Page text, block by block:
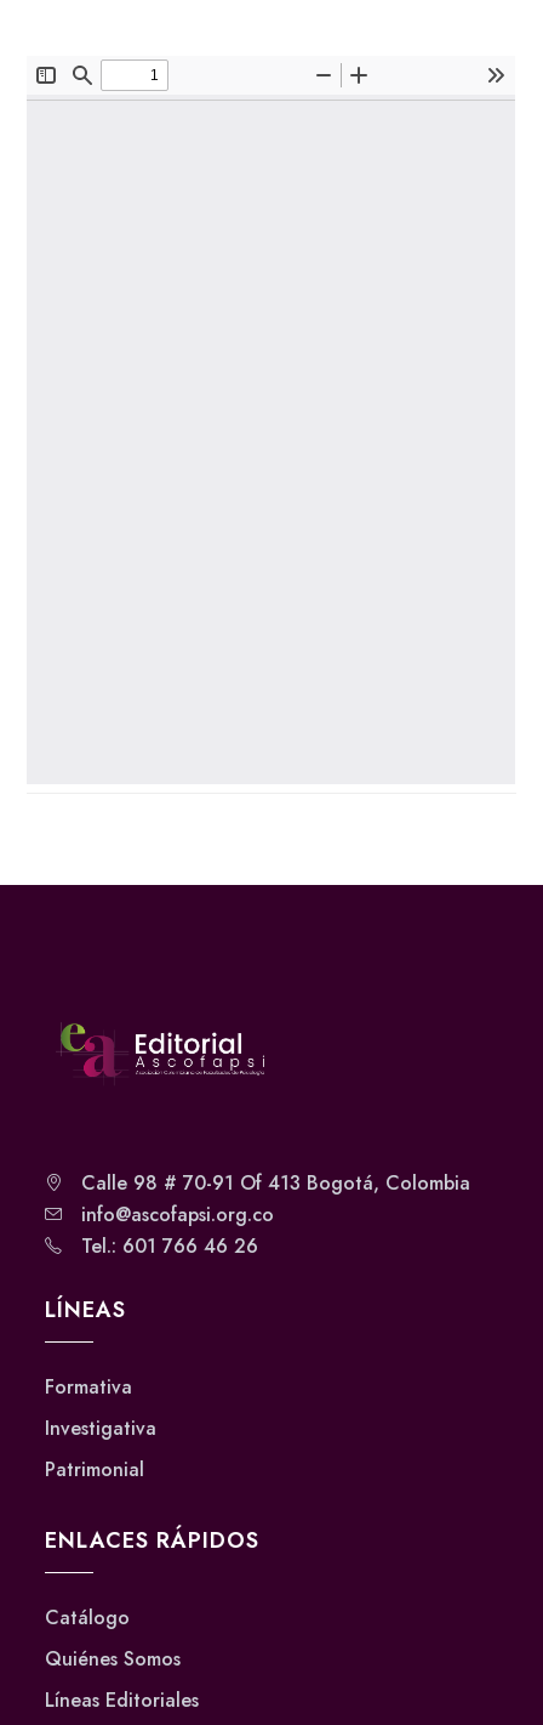
Calle 98 # 70-91 Of 413 Bogotá, Colombia
info@ascofapsi.org.co
Tel.: 601 766 46 26
LÍNEAS
Formativa
Investigativa
Patrimonial
ENLACES RÁPIDOS
Catálogo
Quiénes Somos
Líneas Editoriales